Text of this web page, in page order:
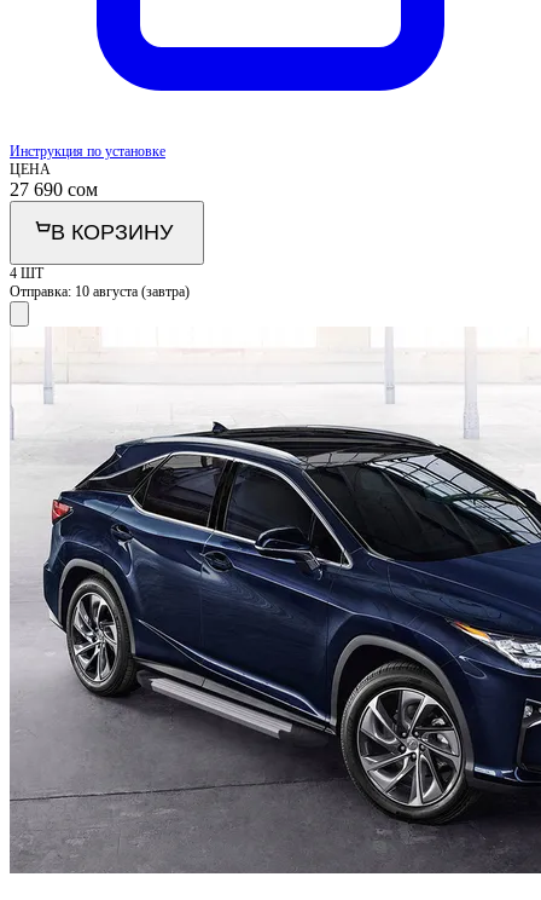
Инструкция по установке
ЦЕНА
27 690 сом
В КОРЗИНУ
4 ШТ
Отправка: 10 августа (завтра)